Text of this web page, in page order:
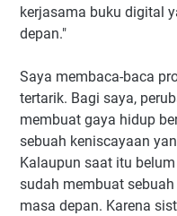
kerjasama buku digital
depan."
Saya membaca-baca
tertarik. Bagi saya,
membuat gaya hidup
sebuah keniscayaan
Kalaupun saat itu
sudah membuat
masa depan. Karena